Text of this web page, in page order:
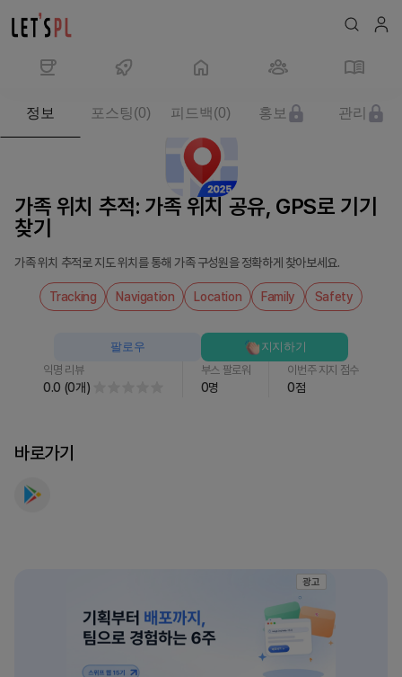
서
GPS
가족 위치 추적: 가족 위치 공유, GPS로 기기
찾기
가족 위치 추적로 지도 위치를 통해 가족 구성원을 정확하게 찾아보세요.
Tracking Navigation Location Family Safety
익명 리뷰
0.0 (0개)
부스 팔로워
0명
이번주 지지 점수
0점
팔로우 지지하기
정보 포스팅(0) 피드백 (0) 홍보 관리
바로가기
광고